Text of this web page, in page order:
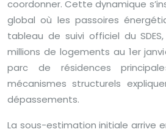
coordonner. Cette dynamique
global où les passoires
tableau de suivi officiel du
millions de logements au 1er
parc de résidences
mécanismes structurels
dépassements.
La sous-estimation initiale arrive